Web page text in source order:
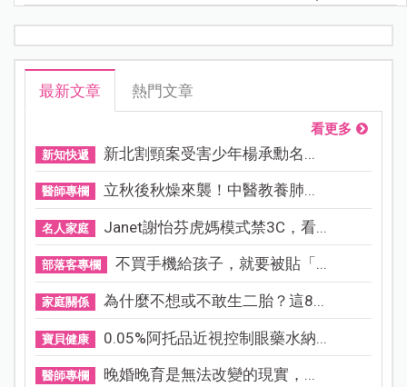
最新文章 熱門文章
看更多
新知快遞 新北割頸案受害少年楊承勳名...
醫師專欄 立秋後秋燥來襲！中醫教養肺...
名人家庭 Janet謝怡芬虎媽模式禁3C，看...
部落客專欄 不買手機給孩子，就要被貼「...
家庭關係 為什麼不想或不敢生二胎？這8...
寶貝健康 0.05%阿托品近視控制眼藥水納...
醫師專欄 晚婚晚育是無法改變的現實，...